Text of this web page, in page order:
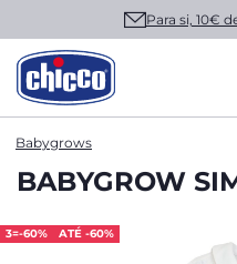
Para si, 10€
Babygrows
BABYGROW
3=-60% ATÉ -60%